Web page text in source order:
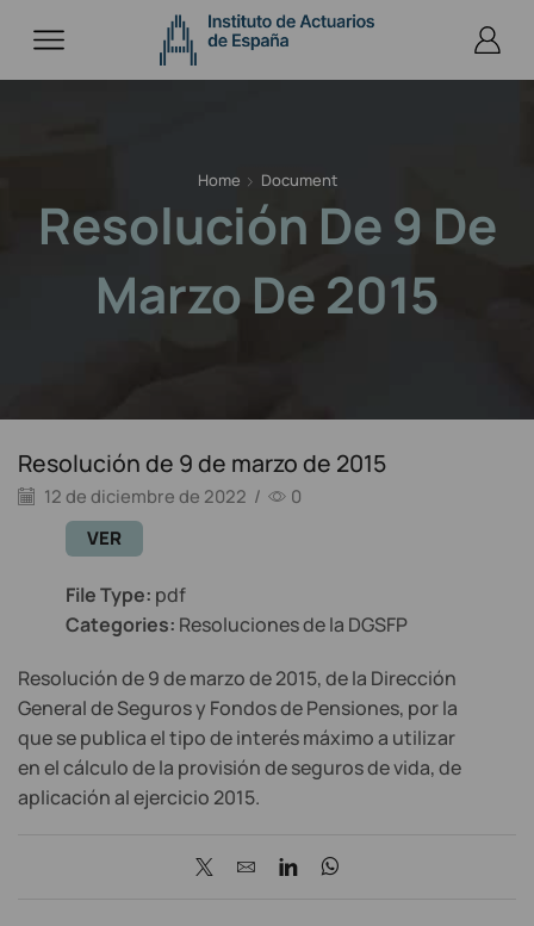
Home Document
Resolución De 9 De
Marzo De 2015
Resolución de 9 de marzo de 2015
12 de diciembre de 2022 / 0
Resolución de 9 de marzo de 2015, de la Dirección
General de Seguros y Fondos de Pensiones, por la
que se publica el tipo de interés máximo a utilizar
en el cálculo de la provisión de seguros de vida, de
aplicación al ejercicio 2015.
VER
File Type: pdf
Categories: Resoluciones de la DGSFP